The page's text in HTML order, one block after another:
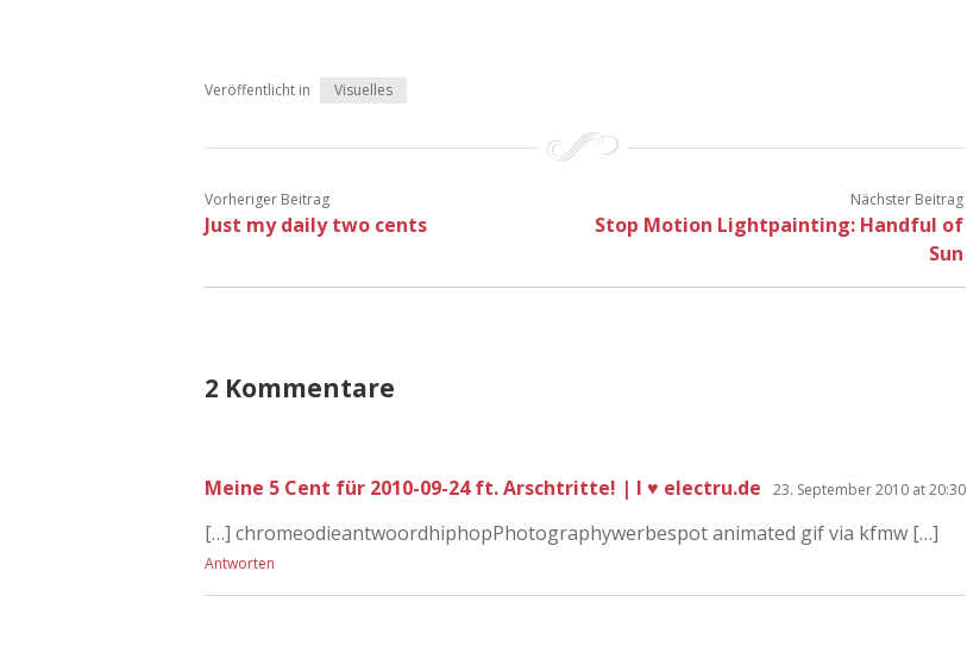
Veröffentlicht in Visuelles
Vorheriger Beitrag
Just my daily two cents
Nächster Beitrag
Stop Motion Lightpainting: Handful of
Sun
2 Kommentare
Meine 5 Cent für 2010-09-24 ft. Arschtritte! | I ♥ electru.de 23. September 2010 at 20:30
[…] chromeodieantwoordhiphopPhotographywerbespot animated gif via kfmw […]
Antworten